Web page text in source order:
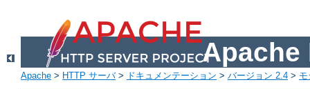
Apache
Apache > HTTP サーバ> ドキュメンテーション > バージョン 2.4 >